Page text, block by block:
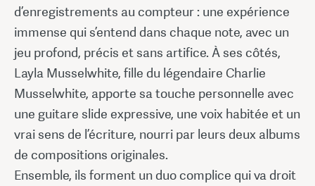
d’enregistrements au compteur : une expérience
immense qui s’entend dans chaque note, avec un
jeu profond, précis et sans artifice. À ses côtés,
Layla Musselwhite, fille du légendaire Charlie
Musselwhite, apporte sa touche personnelle avec
une guitare slide expressive, une voix habitée et un
vrai sens de l’écriture, nourri par leurs deux albums
de compositions originales.
Ensemble, ils forment un duo complice qui va droit